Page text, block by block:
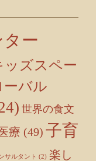
ター
ッズスペー
ーバル
世界の食文
療 (49) 子育
サルタント (2) 楽し